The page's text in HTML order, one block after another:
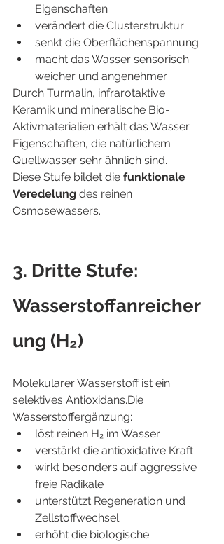
Eigenschaften
verändert die Clusterstruktur
senkt die Oberflächenspannung
macht das Wasser sensorisch
weicher und angenehmer
Durch Turmalin, infrarotaktive
Keramik und mineralische Bio-
Aktivmaterialien erhält das Wasser
Eigenschaften, die natürlichem
Quellwasser sehr ähnlich sind.
Diese Stufe bildet die funktionale
Veredelung des reinen
Osmosewassers.
3. Dritte Stufe:
Wasserstoffanreicher
ung (H₂)
Molekularer Wasserstoff ist ein
selektives Antioxidans.Die
Wasserstoffergänzung:
löst reinen H₂ im Wasser
verstärkt die antioxidative Kraft
wirkt besonders auf aggressive
freie Radikale
unterstützt Regeneration und
Zellstoffwechsel
erhöht die biologische